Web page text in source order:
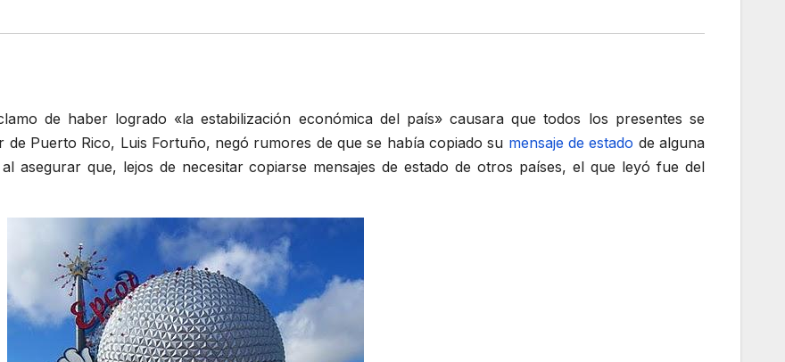
de haber logrado «la estabilización económica del país» causara que todos los presentes se
Puerto Rico, Luis Fortuño, negó rumores de que se había copiado su mensaje de estado de alguna
asegurar que, lejos de necesitar copiarse mensajes de estado de otros países, el que leyó fue del